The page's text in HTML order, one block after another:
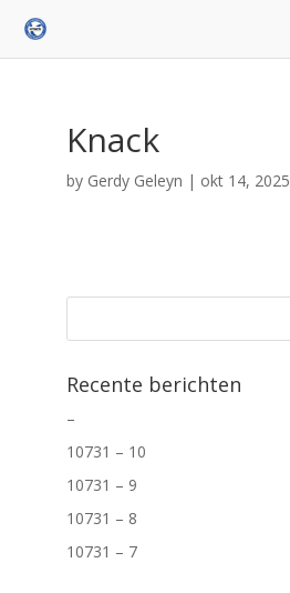
Knack
by Gerdy Geleyn | okt 14, 2025
Recente berichten
–
10731 – 10
10731 – 9
10731 – 8
10731 – 7